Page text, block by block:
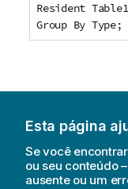
Resident Table1
Group By Type;
Esta página
Se você
ou seu conteúdo
ausente ou um